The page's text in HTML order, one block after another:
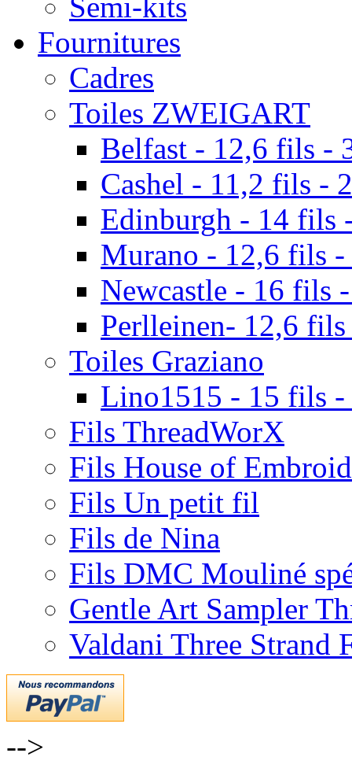
Fournitures
Cadres
Toiles ZWEIGART
Belfast - 12,6 fils -
Cashel - 11,2 fils -
Edinburgh - 14 fils
Murano - 12,6 fils -
Newcastle - 16 fils
Perlleinen- 12,6
Toiles Graziano
Lino1515 - 15 fils -
Fils ThreadWorX
Fils House of
Fils Un petit fil
Fils de Nina
Fils DMC Mouliné
Gentle Art Sampler
Valdani Three Strand
-->